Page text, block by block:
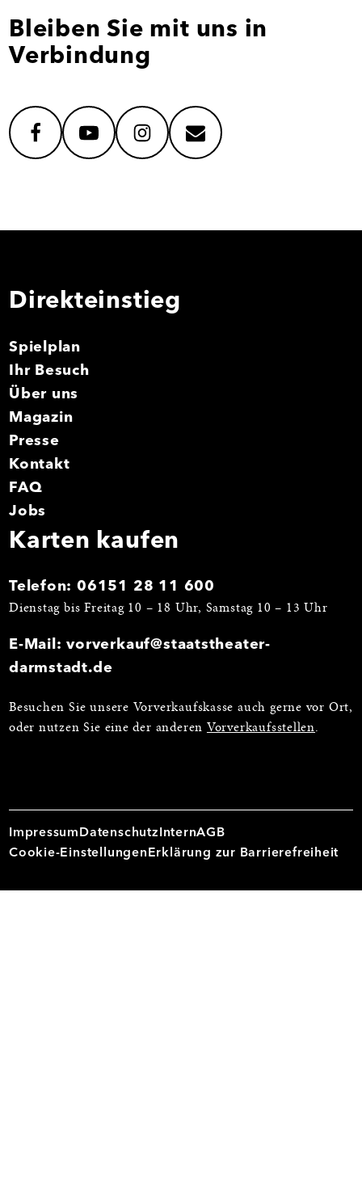
Bleiben Sie mit uns in
Verbindung
facebookyoutubeinstagrammail
Direkteinstieg
Spielplan
Ihr Besuch
Über uns
Magazin
Presse
Kontakt
FAQ
Jobs
Karten kaufen
Telefon:06151 28 11 600
Dienstag bis Freitag 10 – 18 Uhr, Samstag 10 – 13 Uhr
E-Mail:vorverkauf@staatstheater-
darmstadt.de
Besuchen Sie unsere Vorverkaufskasse auch gerne vor Ort,
oder nutzen Sie eine der anderen Vorverkaufsstellen.
Impressum Datenschutz InternAGB
Cookie-Einstellungen Erklärung zur Barrierefreiheit